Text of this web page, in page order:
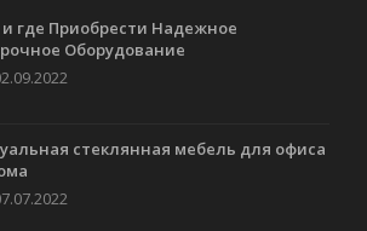
и где Приобрести Надежное
Оборудование
стеклянная мебель для офиса